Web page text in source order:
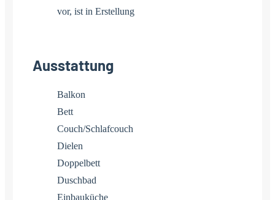
vor, ist in Erstellung
Ausstattung
Balkon
Bett
Couch/Schlafcouch
Dielen
Doppelbett
Duschbad
Einbauküche